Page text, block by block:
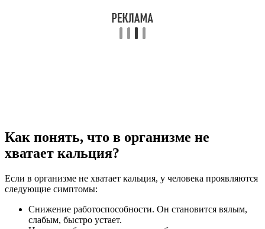
Как понять, что в организме не
хватает кальция?
Если в организме не хватает кальция, у человека проявляются
следующие симптомы:
Снижение работоспособности. Он становится вялым,
слабым, быстро устает.